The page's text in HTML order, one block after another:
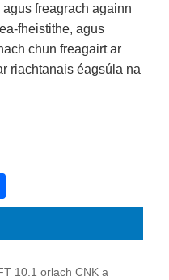
freagrach againn
fheistithe, agus
chun freagairt ar
riachtanais éagsúla na
10.1 orlach CNK a